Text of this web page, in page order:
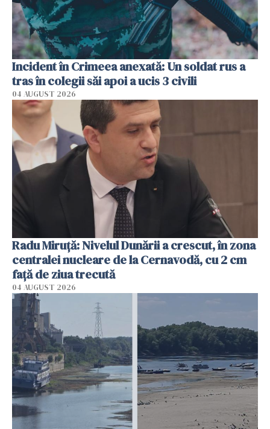
Incident în Crimeea anexată: Un soldat rus a
tras în colegii săi apoi a ucis 3 civili
04 AUGUST 2026
Radu Miruţă: Nivelul Dunării a crescut, în zona
centralei nucleare de la Cernavodă, cu 2 cm
faţă de ziua trecută
04 AUGUST 2026